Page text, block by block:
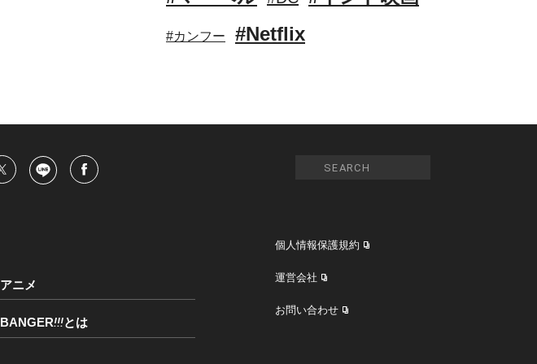
#カンフー #Netflix
アニメ
BANGER!!!とは
個人情報保護規約
運営会社
お問い合わせ